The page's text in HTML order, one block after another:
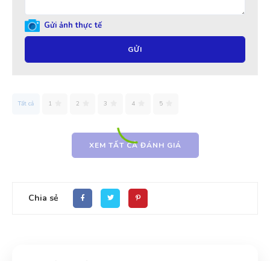
Gửi ảnh thực tế
GỬI
Tất cả 1 2 3 4 5
XEM TẤT CẢ ĐÁNH GIÁ
Chia sẻ